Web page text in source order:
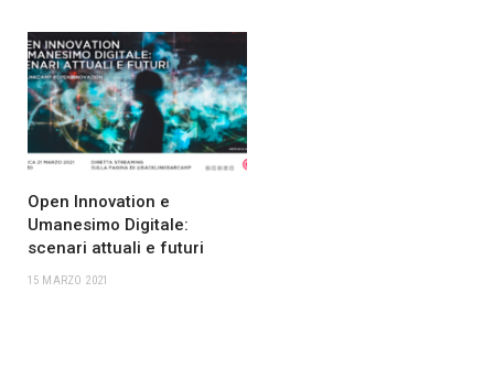
Open Innovation e
Umanesimo Digitale:
scenari attuali e futuri
15 MARZO 2021